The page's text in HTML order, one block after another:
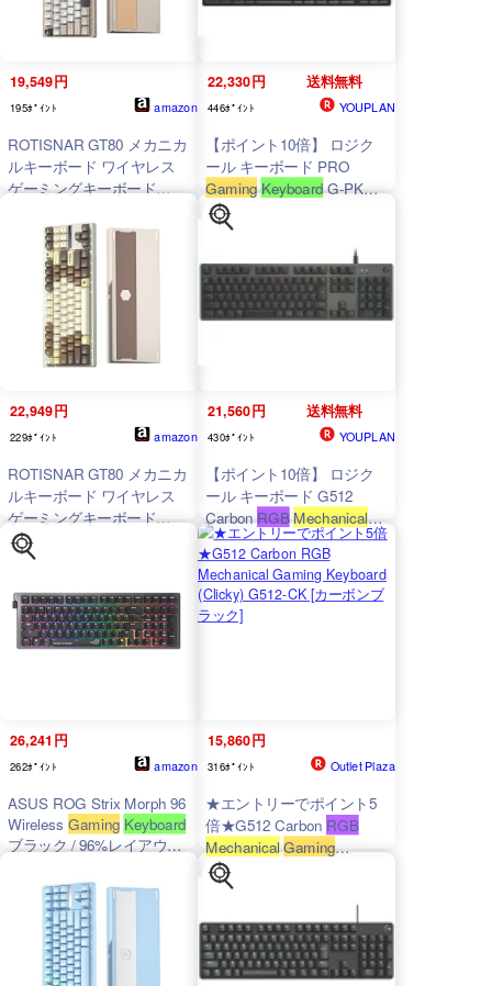
19,549円
195ﾎﾟｲﾝﾄ amazon
ROTISNAR GT80 メカニカ
ルキーボード ワイヤレス
ゲーミングキーボード
ボトム デュアルマウント構
造 3モード接続（有
線/2.4G/Bluetooth）陽極酸
化 8000mAh大容量
ックライト サイドライト
ホットスワップ対応 多層消
音設計 Windows/Mac 対応
プスイッチ)
22,330円 送料無料
446ﾎﾟｲﾝﾄ YOUPLAN
【ポイント10倍】 ロジク
ール キーボード PRO
GamingKeyboardG-PKB-
002LN [ブラック] [キーレイ
アウト：日本語 キースイッ
チ：メカニカル インターフ
ェイス：USB テンキー：
なし(テンキーレス) キース
トローク：4mm] 【P10
22,949円
229ﾎﾟｲﾝﾄ amazon
ROTISNAR GT80 メカニカ
ルキーボード ワイヤレス
ゲーミングキーボード
CNCアルミ ガスケット＋
ボトム デュアルマウント構
線/2.4G/Bluetooth）陽極酸
化 8000mAh大容量RGBバ
ックライト サイドライト
ムスイッチ)
21,560円 送料無料
430ﾎﾟｲﾝﾄ YOUPLAN
【ポイント10倍】 ロジク
ール キーボード G512
CarbonRGB Mechanical
GamingKeyboard(Tactile)
G512r-TC [ブラック] [キー
レイアウト：日本語 フルサ
イズ キースイッチ：メカニ
カル インターフェイス：
26,241円
262ﾎﾟｲﾝﾄ amazon
ASUS ROG Strix Morph 96
WirelessGaming Keyboard
ブラック / 96%レイアウト
ニカルスイッチ/スピードタ
ップモード/ホットスワップ
対応/エルゴノミクス/トラ
イモード接続/ABS/ブラウ
ザ上で設定が可能/国内正規
15,860円
316ﾎﾟｲﾝﾄ Outlet Plaza
★エントリーでポイント5
倍★G512 Carbon RGB
MechanicalGaming
Keyboard
[カーボンブラック]